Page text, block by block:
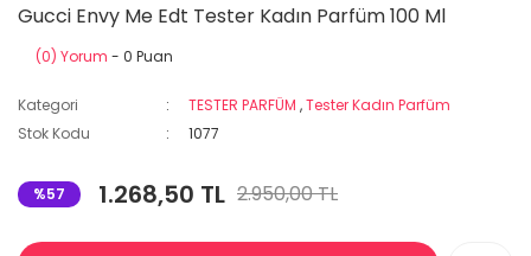
Gucci Envy Me Edt Tester Kadın Parfüm 100 Ml
(0) Yorum - 0 Puan
Kategori TESTER PARFÜM ,Tester Kadın Parfüm
Stok Kodu
1077
%57 1.268,50 TL 2.950,00 TL